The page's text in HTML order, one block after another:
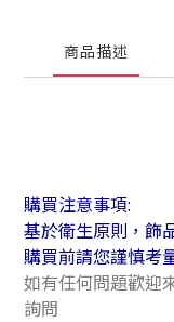
商品描述
購買注意事項:
基於衛生原則，飾
購買前請您謹慎考
如有任何問題歡迎
詢問